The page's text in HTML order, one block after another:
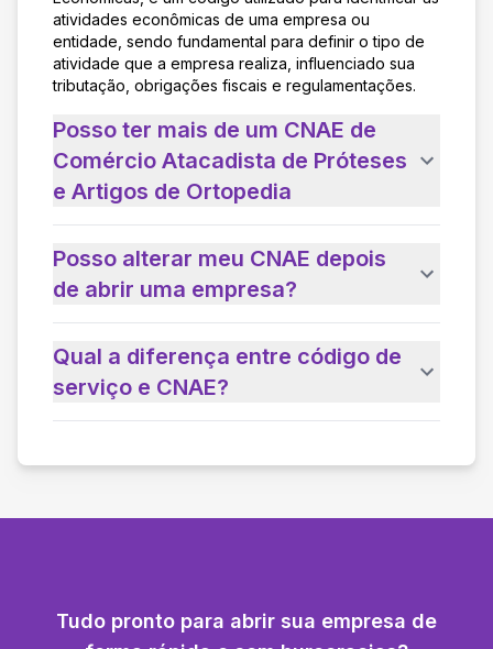
atividades econômicas de uma empresa ou
entidade, sendo fundamental para definir o tipo de
atividade que a empresa realiza, influenciado sua
tributação, obrigações fiscais e regulamentações.
Posso ter mais de um CNAE de
Comércio Atacadista de Próteses
e Artigos de Ortopedia
Posso alterar meu CNAE depois
de abrir uma empresa?
Qual a diferença entre código de
serviço e CNAE?
Tudo pronto para abrir sua empresa de